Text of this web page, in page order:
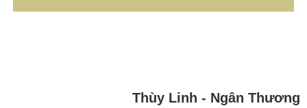
Thùy Linh - Ngân Thương